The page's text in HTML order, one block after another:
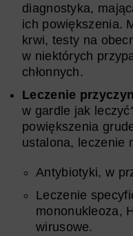
diagnostyka,
ich powiększenia.
krwi, testy na
w niektórych
chłonnych.
Leczenie
w gardle jak
powiększenia
ustalona, leczenie
Antybiotyki, w
Leczenie
mononukleoza,
wirusowe.